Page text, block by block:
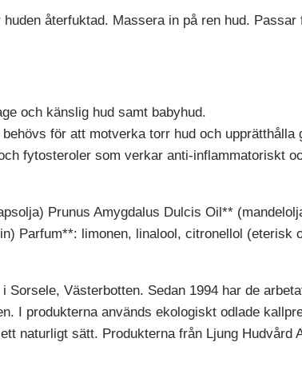
återfuktad. Massera in på ren hud. Passar
och känslig hud samt babyhud.
för att motverka torr hud och upprätthålla
fytosteroler som verkar anti-inflammatoriskt
Prunus Amygdalus Dulcis Oil**
Parfum**: limonen, linalool, citronellol (eterisk
Västerbotten. Sedan 1994 har de
I produkterna används ekologiskt odlade
naturligt sätt. Produkterna från Ljung Hudvård